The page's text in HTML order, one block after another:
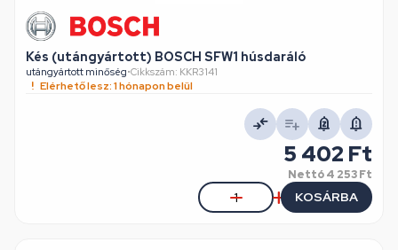
Kés (utángyártott) BOSCH SFW1 húsdaráló
utángyártott minőség•Cikkszám: KKR3141
Elérhető lesz: 1 hónapon belül
5 402 Ft
Nettó4 253 Ft
KOSÁRBA